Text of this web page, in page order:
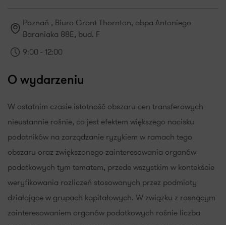
Poznań , Biuro Grant Thornton, abpa Antoniego
Baraniaka 88E, bud. F
9:00 - 12:00
O wydarzeniu
W ostatnim czasie istotność obszaru cen transferowych
nieustannie rośnie, co jest efektem większego nacisku
podatników na zarządzanie ryzykiem w ramach tego
obszaru oraz zwiększonego zainteresowania organów
podatkowych tym tematem, przede wszystkim w kontekście
weryfikowania rozliczeń stosowanych przez podmioty
działające w grupach kapitałowych. W związku z rosnącym
zainteresowaniem organów podatkowych rośnie liczba